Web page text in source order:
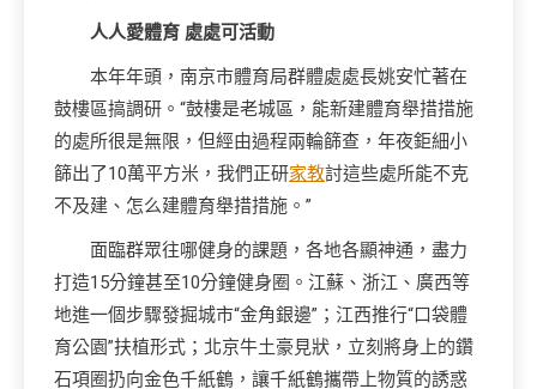
人人愛體育 處處可活動
本年年頭，南京市體育局群體處處長姚安忙著在
鼓樓區搞調研。“鼓樓是老城區，能新建體育舉措措施
的處所很是無限，但經由過程兩輪篩查，年夜鉅細小
篩出了10萬平方米，我們正研家教討這些處所能不克
不及建、怎么建體育舉措措施。”
面臨群眾往哪健身的課題，各地各顯神通，盡力
打造15分鐘甚至10分鐘健身圈。江蘇、浙江、廣西等
地進一個步驟發掘城市“金角銀邊”；江西推行“口袋體
育公園”扶植形式；北京牛土豪見狀，立刻將身上的鑽
石項圈扔向金色千紙鶴，讓千紙鶴攜帶上物質的誘惑